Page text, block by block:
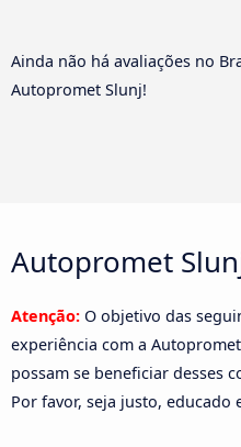
Ainda não há avaliações no
Autopromet Slunj!
Autopromet
Atenção: O objetivo das
experiência com a
possam se beneficiar desses
Por favor, seja justo, educado